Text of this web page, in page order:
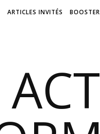
ARTICLES INVITÉS